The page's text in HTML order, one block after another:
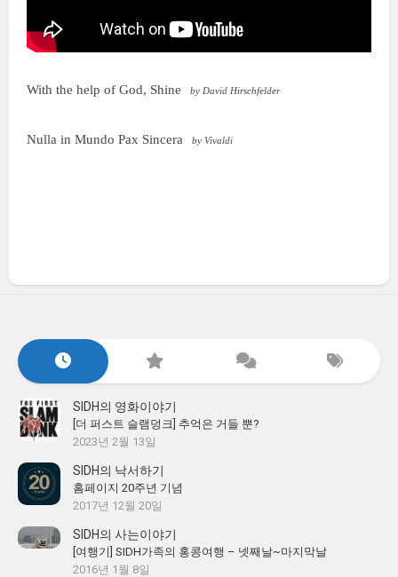
With the help of God, Shine by David Hirschfelder
Nulla in Mundo Pax Sincera by Vivaldi
SIDH의 영화이야기
[더 퍼스트 슬램덩크] 추억은 거들 뿐?
2023년 2월 13일
SIDH의 낙서하기
홈페이지 20주년 기념
2017년 12월 20일
SIDH의 사는이야기
[여행기] SIDH가족의 홍콩여행 – 넷째날~마지막날
2016년 1월 8일